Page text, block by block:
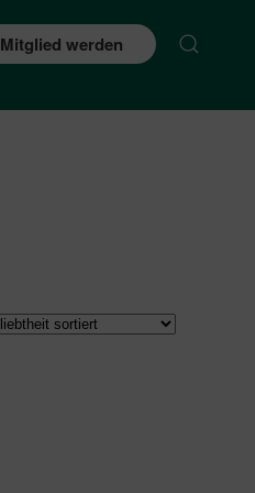
Mitglied werden